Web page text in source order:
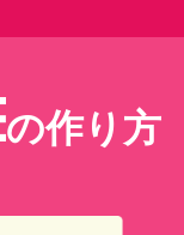
の作り方